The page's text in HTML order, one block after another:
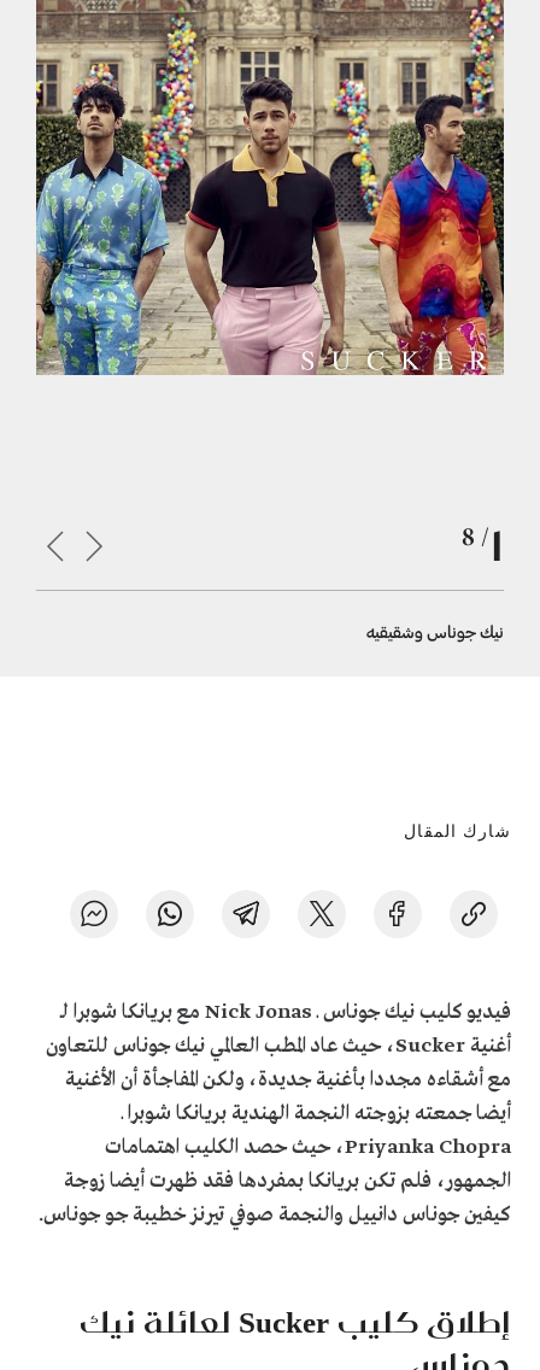
نيك جوناس وشقيقيه
شارك المقال
فيديو كليب نيك جوناس ـ Nick Jonas مع بريانكا شوبرا لـ
أغنيةSucker، حيث عاد المطب العالمي نيك جوناس للتعاون
مع أشقاءه مجددا بأغنية جديدة، ولكن المفاجأة أن الأغنية
أيضا جمعته بزوجته النجمة الهندية بريانكا شوبرا ـ
Priyanka Chopra، حيث حصد الكليب اهتمامات
الجمهور، فلم تكن بريانكا بمفردها فقد ظهرت أيضا زوجة
كيفين جوناس دانييل والنجمة صوفي تيرنز خطيبة جو جوناس.
إطلاق كليبSuckerلعائلة نيك